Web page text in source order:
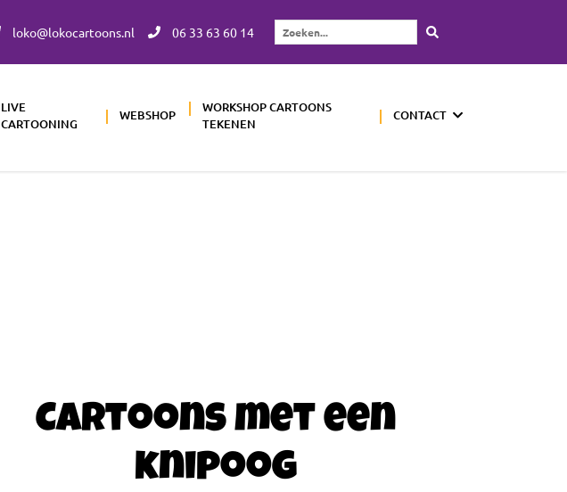
loko@lokocartoons.nl 06 33 63 60 14
Zoeken...
LIVE
CARTOONING
WEBSHOP
WORKSHOP CARTOONS
TEKENEN
CONTACT
Cartoons met een
knipoog